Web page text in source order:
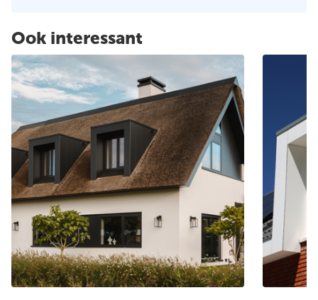
Ook interessant